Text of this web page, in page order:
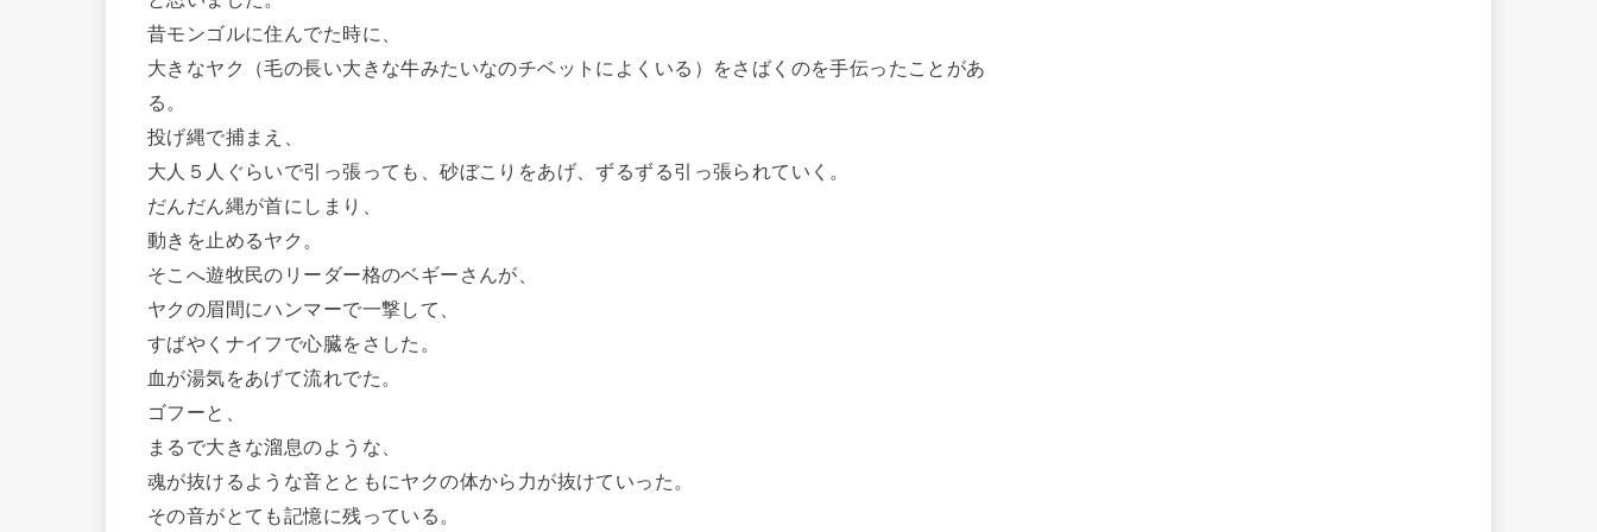
昔モンゴルに住んでた時に、
大きなヤク（毛の長い大きな牛みたいなのチベットによくいる）をさばくのを手伝ったことがあ
る。
投げ縄で捕まえ、
大人５人ぐらいで引っ張っても、砂ぼこりをあげ、ずるずる引っ張られていく。
だんだん縄が首にしまり、
動きを止めるヤク。
そこへ遊牧民のリーダー格のベギーさんが、
ヤクの眉間にハンマーで一撃して、
すばやくナイフで心臓をさした。
血が湯気をあげて流れでた。
ゴフーと、
まるで大きな溜息のような、
魂が抜けるような音とともにヤクの体から力が抜けていった。
その音がとても記憶に残っている。